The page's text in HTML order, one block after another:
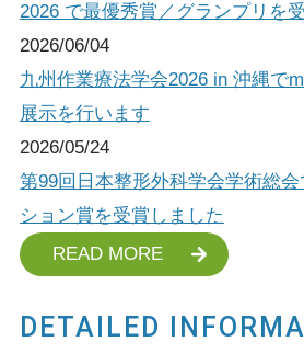
2026 で最優秀賞／グランプリを
2026/06/04
九州作業療法学会2026 in 沖縄で
展示を行います
2026/05/24
第99回日本整形外科学会学術総
ション賞を受賞しました
READ MORE
DETAILED